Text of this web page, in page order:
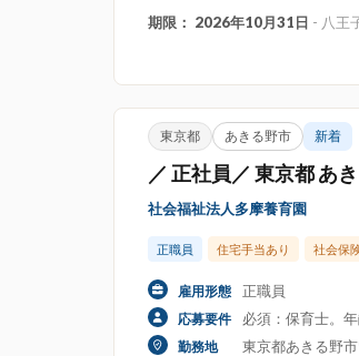
期限： 2026年10月31日 - 八王
東京都 あきる野市 新着
／ 正社員／ 東京都 あ
社会福祉法人多摩養育園
正職員 住宅手当あり 社会保
雇用形態 正職員
応募要件 必須：保育士。
勤務地 東京都あきる野